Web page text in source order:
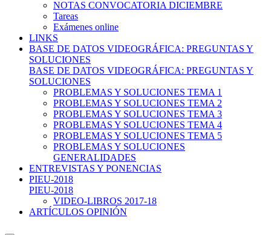
NOTAS CONVOCATORIA DICIEMBRE
Tareas
Exámenes online
LINKS
BASE DE DATOS VIDEOGRÁFICA: PREGUNTAS Y
SOLUCIONES
BASE DE DATOS VIDEOGRÁFICA: PREGUNTAS Y
SOLUCIONES
PROBLEMAS Y SOLUCIONES TEMA 1
PROBLEMAS Y SOLUCIONES TEMA 2
PROBLEMAS Y SOLUCIONES TEMA 3
PROBLEMAS Y SOLUCIONES TEMA 4
PROBLEMAS Y SOLUCIONES TEMA 5
PROBLEMAS Y SOLUCIONES
GENERALIDADES
ENTREVISTAS Y PONENCIAS
PIEU-2018
PIEU-2018
VIDEO-LIBROS 2017-18
ARTÍCULOS OPINIÓN